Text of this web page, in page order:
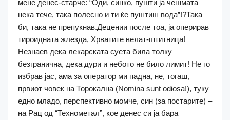
мене денес-старче: “Оди, синко, пушти ја чешмата
нека тече, така полесно и ти ќе пуштиш вода”!?Така
би, така не препукнав.Децении после тоа, ја оперирав
тироидната жлезда, Хрватите велат-штитница!
Незнаев дека лекарската суета била толку
безгранична, дека дури и небото не било лимит! Не го
избрав јас, ама за оператор ми падна, не, тогаш,
првиот човек на Торокална (Nomina sunt odiosa!), туку
едно младо, перспективно момче, син (за постарите) –
на Рац од “Технометал”, кое денес си ја бара